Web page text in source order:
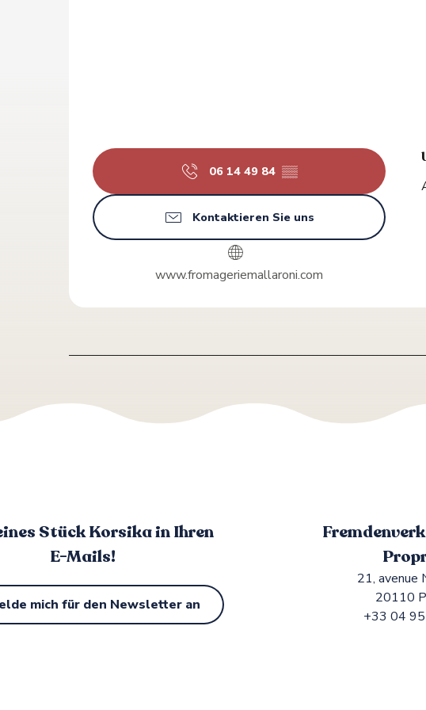
06 14 49 84 ▒▒
Kontaktieren Sie uns
www.fromageriemallaroni.com
Stück Korsika in Ihren
E-Mails!
mich für den Newsletter an
21, avenue
20110
+33 04